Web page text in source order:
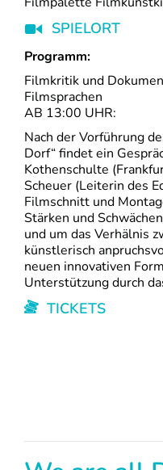
SPIELORT
Programm:
Filmkritik und
Filmsprachen
AB 13:00 UHR:
Nach der Vorführung
Dorf“ findet ein
Kothenschulte
Scheuer (Leiterin des
Filmschnitt und
Stärken und
und um das Verhälnis
künstlerisch
neuen innovativen
Unterstützung durch
TICKETS